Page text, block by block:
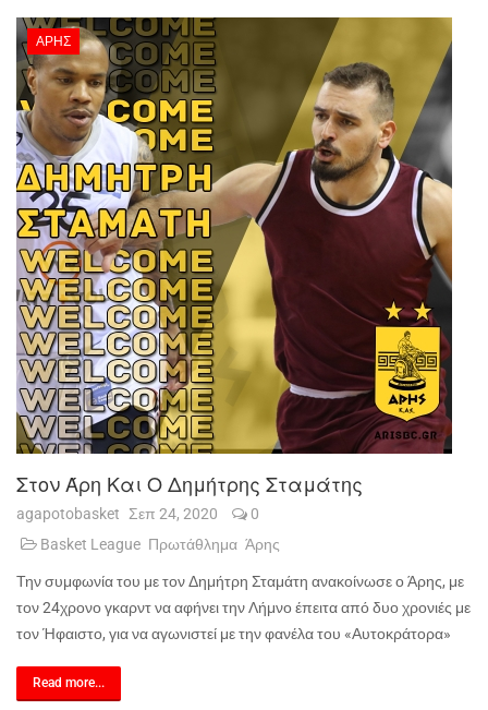
ΆΡΗΣ
Στον Άρη Και Ο Δημήτρης Σταμάτης
agapotobasket Σεπ 24, 2020
0
Basket League Πρωτάθλημα Άρης
Την συμφωνία του με τον Δημήτρη Σταμάτη ανακοίνωσε ο Άρης, με
τον 24χρονο γκαρντ να αφήνει την Λήμνο έπειτα από δυο χρονιές με
τον Ήφαιστο, για να αγωνιστεί με την φανέλα του «Αυτοκράτορα»
Read more...